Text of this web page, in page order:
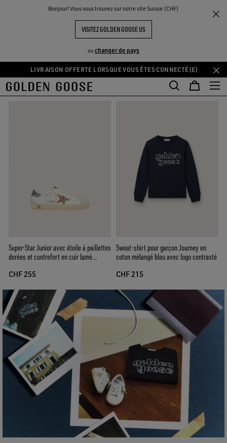
Bonjour! Vous vous trouvez sur notre site Suisse (CHF)
VISITEZ GOLDEN GOOSE US
ou changer de pays
Aller
au
Aller
au
LIVRAISON OFFERTE LORSQUE VOUS ÊTES CONNECTÉ(E)
THE
COMMUNITY
Cadeaux pour enfants
CADEAUX POUR LES ENFANTS
FILTRER ET TRIER
Super-Star Junior avec étoile à paillettes
dorées et contrefort en cuir lamé
CHF 255
Sweat-shirt pour garçon Journey en
coton mélangé bleu avec logo contrasté
CHF 215